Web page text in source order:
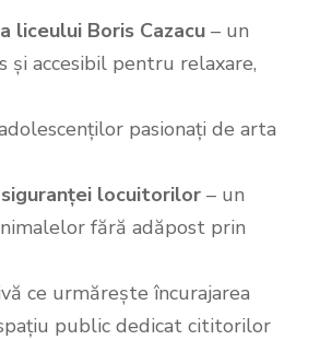
Boris Cazacu – un
accesibil pentru relaxare,
pasionați de arta
locuitorilor – un
fără adăpost prin
ce urmărește încurajarea
public dedicat cititorilor